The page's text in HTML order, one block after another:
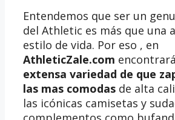
Entendemos que ser un
del Athletic es más que una
estilo de vida. Por eso , en
AthleticZale.com
extensa variedad de que
las mas comodas de alta
las icónicas camisetas y